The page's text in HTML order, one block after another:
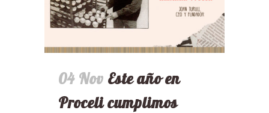
04 Nov Este año en
Proceli cumplimos